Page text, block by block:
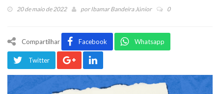
20 de maio de 2022 porIbamar Bandeira Júnior 0
Compartilhar Facebook Whatsapp
Twitter